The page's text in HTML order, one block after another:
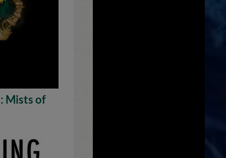
Mists of